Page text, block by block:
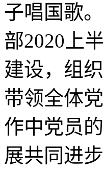
子唱国歌
部2020上
建设，组
带领全体
作中党员
展共同进